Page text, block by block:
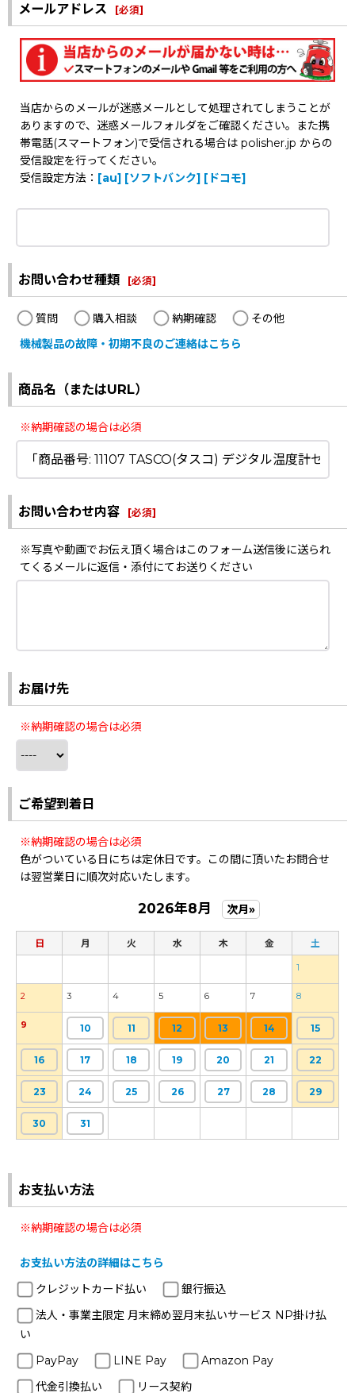
メールアドレス [必須]
当店からのメールが迷惑メールとして処理されてしまうことが
ありますので、迷惑メールフォルダをご確認ください。また携
帯電話(スマートフォン)で受信される場合は polisher.jp からの
受信設定を行ってください。
受信設定方法： [au] [ソフトバンク] [ドコモ]
お問い合わせ種類 [必須]
質問 購入相談 納期確認
その他
機械製品の故障・初期不良のご連絡はこちら
商品名（またはURL）
※納期確認の場合は必須
お問い合わせ内容 [必須]
※写真や動画でお伝え頂く場合はこのフォーム送信後に送られ
てくるメールに返信・添付にてお送りください
お届け先
※納期確認の場合は必須
ご希望到着日
※納期確認の場合は必須
色がついている日にちは定休日です。この間に頂いたお問合せ
は翌営業日に順次対応いたします。
2026年8月 次月»
日 月 火 水 木 金 土
1
2 3 4 5 6 7 8
9 10 11 12 13 14 15
16 17 18 19 20 21 22
23 24 25 26 27 28 29
30 31
お支払い方法
※納期確認の場合は必須
お支払い方法の詳細はこちら
クレジットカード払い
銀行振込
法人・事業主限定 月末締め翌月末払いサービス NP掛け払
い
PayPay
LINE Pay
Amazon Pay
代金引換払い
リース契約